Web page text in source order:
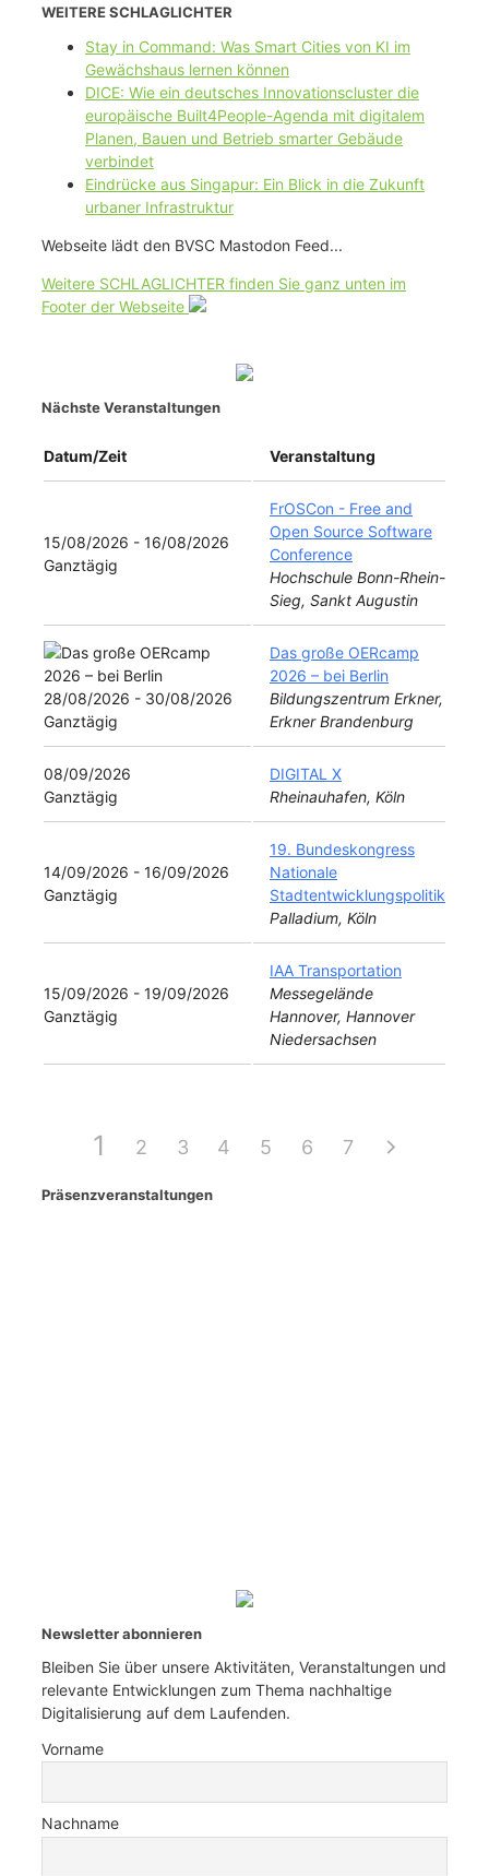
WEITERE SCHLAGLICHTER
Stay in Command: Was Smart Cities von KI im
Gewächshaus lernen können
DICE: Wie ein deutsches Innovationscluster die
europäische Built4People-Agenda mit digitalem
Planen, Bauen und Betrieb smarter Gebäude
verbindet
Eindrücke aus Singapur: Ein Blick in die Zukunft
urbaner Infrastruktur
Webseite lädt den BVSC Mastodon Feed...
Weitere SCHLAGLICHTER finden Sie ganz unten im
Footer der Webseite
Nächste Veranstaltungen
Datum/Zeit Veranstaltung
15/08/2026 - 16/08/2026
Ganztägig
FrOSCon - Free and
Open Source Software
Conference
Hochschule Bonn-Rhein-
Sieg, Sankt Augustin
28/08/2026 - 30/08/2026
Ganztägig
Das große OERcamp
2026 – bei Berlin
Bildungszentrum Erkner,
Erkner Brandenburg
08/09/2026
Ganztägig
DIGITAL X
Rheinauhafen, Köln
14/09/2026 - 16/09/2026
Ganztägig
19. Bundeskongress
Nationale
Stadtentwicklungspolitik
Palladium, Köln
15/09/2026 - 19/09/2026
Ganztägig
IAA Transportation
Messegelände
Hannover, Hannover
Niedersachsen
1 2 3 4 5 6 7
Präsenzveranstaltungen
Newsletter abonnieren
Bleiben Sie über unsere Aktivitäten, Veranstaltungen und
relevante Entwicklungen zum Thema nachhaltige
Digitalisierung auf dem Laufenden.
Vorname
Nachname